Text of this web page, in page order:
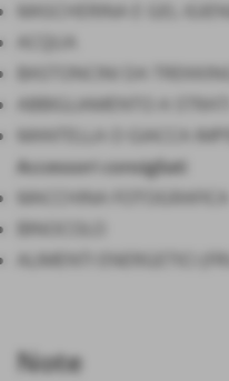
Accessori consigliati
Note